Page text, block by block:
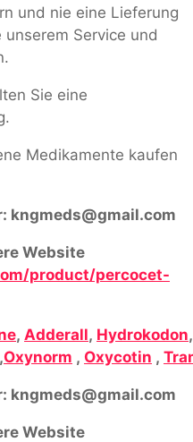
und nie eine Lieferung
Service und
Sie eine
Medikamente kaufen
kngmeds@gmail.com
Website
product/percocet-
, Adderall, Hydrokodon
,Oxynorm , Oxycotin ,
kngmeds@gmail.com
Website